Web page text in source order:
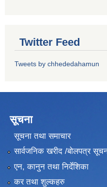
Twitter Feed
Tweets by chhededahamun
सूचना
सूचना तथा समाचार
सार्वजनिक खरीद /बोलपत्र
एन, कानुन तथा निर्देशिका
कर तथा शुल्कहरु